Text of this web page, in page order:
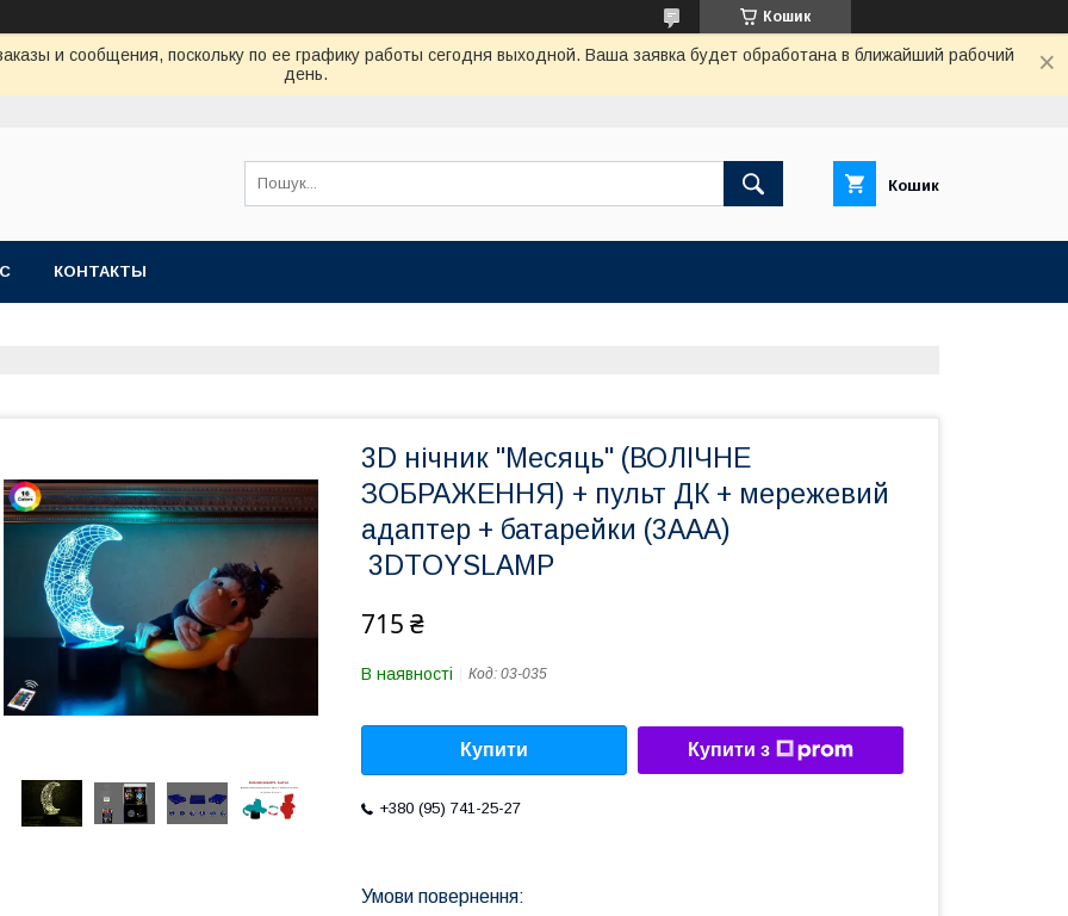
Кошик
и сообщения, поскольку по ее графику работы сегодня выходной. Ваша заявка будет обработана в ближайший рабочий
день.
Кошик
КОНТАКТЫ
3D нічник "Месяць" (ВОЛІЧНЕ
ЗОБРАЖЕННЯ) + пульт ДК + мережевий
адаптер + батарейки (3ААА)
3DTOYSLAMP
715 ₴
В наявності Код: 03-035
Купити Купити з
+380 (95) 741-25-27